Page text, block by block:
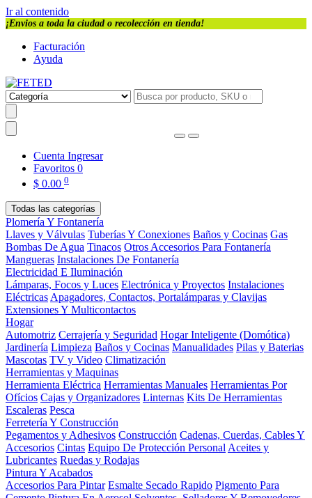
Ir al contenido
¡Envios a toda la ciudad o recolección en tienda!
Facturación
Ayuda
Cuenta Ingresar
Favoritos 0
$ 0.00 0
Todas las categorías
Plomería Y Fontanería
Llaves y Válvulas Tuberías Y Conexiones Baños y Cocinas Gas
Bombas De Agua Tinacos Otros Accesorios Para Fontanería
Mangueras Instalaciones De Fontanería
Electricidad E Iluminación
Lámparas, Focos y Luces Electrónica y Proyectos Instalaciones
Eléctricas Apagadores, Contactos, Portalámparas y Clavijas
Extensiones Y Multicontactos
Hogar
Automotriz Cerrajería y Seguridad Hogar Inteligente (Domótica)
Jardinería Limpieza Baños y Cocinas Manualidades Pilas y Baterias
Mascotas TV y Video Climatización
Herramientas y Maquinas
Herramienta Eléctrica Herramientas Manuales Herramientas Por
Ofícios Cajas y Organizadores Linternas Kits De Herramientas
Escaleras Pesca
Ferretería Y Construcción
Pegamentos y Adhesivos Construcción Cadenas, Cuerdas, Cables Y
Accesorios Cintas Equipo De Protección Personal Aceites y
Lubricantes Ruedas y Rodajas
Pintura Y Acabados
Accesorios Para Pintar Esmalte Secado Rapido Pigmento Para